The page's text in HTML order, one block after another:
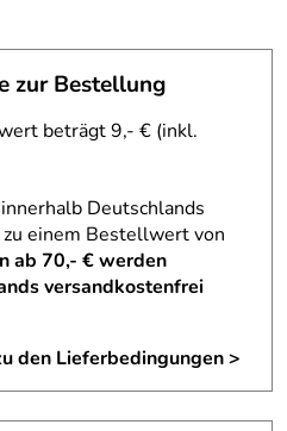
zur Bestellung
beträgt 9,- € (inkl.
innerhalb Deutschlands
einem Bestellwert von
ab 70,- € werden
versandkostenfrei
den Lieferbedingungen >